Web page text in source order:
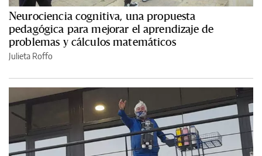
Neurociencia cognitiva, una propuesta
pedagógica para mejorar el aprendizaje de
problemas y cálculos matemáticos
Julieta Roffo